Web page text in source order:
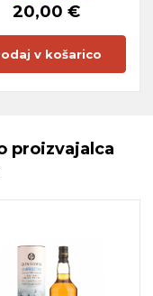
20,00 €
v košarico
proizvajalca